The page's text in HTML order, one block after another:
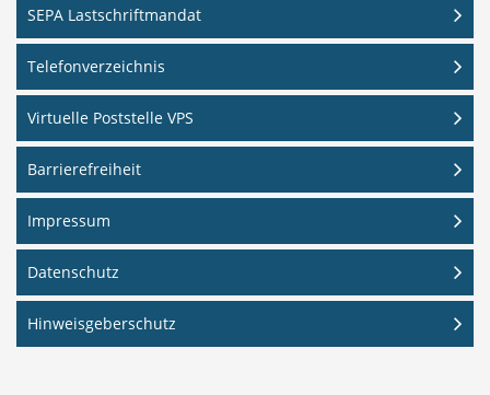
SEPA Lastschriftmandat
Telefonverzeichnis
Virtuelle Poststelle VPS
Barrierefreiheit
Impressum
Datenschutz
Hinweisgeberschutz